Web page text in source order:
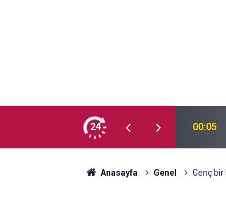
24
kullanmıyorum, çocuklarımı verin 00:05
Anasayfa Genel Genç bir